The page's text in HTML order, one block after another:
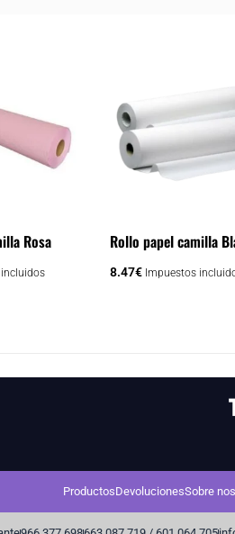
Rosa Rollo papel camilla
8.47€ Impuestos
ProductosDevolucionesSobre